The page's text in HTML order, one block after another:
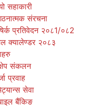
सहाकारी
संरचना
प्रतिवेदन २०८1/०८2
क्यालेण्डर २०८३
संकलन
प्रवाह
सेवा
बैंकिङ